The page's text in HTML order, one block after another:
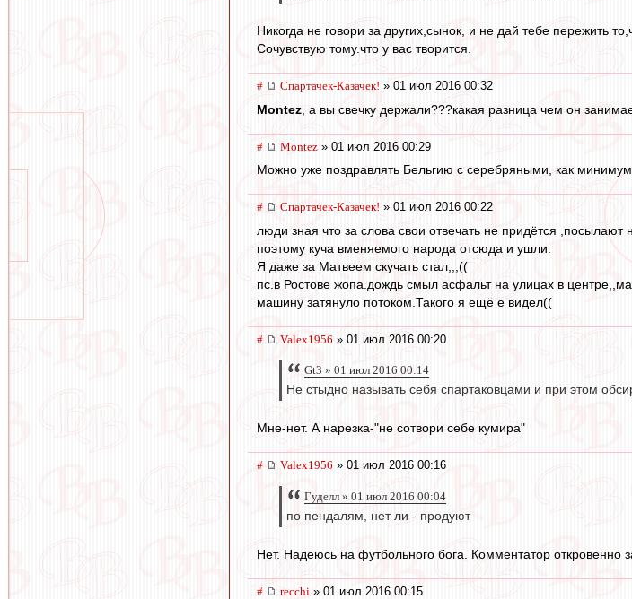
Никогда не говори за других,сынок, и не дай тебе пережить
Сочувствую тому.что у вас творится.
# Спартачек-Казачек! » 01 июл 2016 00:32
Montez , а вы свечку держали???какая разница чем он
# Montez » 01 июл 2016 00:29
Можно уже поздравлять Бельгию с серебряными, как
# Спартачек-Казачек! » 01 июл 2016 00:22
люди зная что за слова свои отвечать не придётся
поэтому куча вменяемого народа отсюда и ушли.
Я даже за Матвеем скучать стал,,,((
пс.в Ростове жопа.дождь смыл асфальт на улицах в
машину затянуло потоком.Такого я ещё е видел((
# Valex1956 » 01 июл 2016 00:20
Gt3 » 01 июл 2016 00:14
Не стыдно называть себя спартаковцами и при этом
Мне-нет. А нарезка-"не сотвори себе кумира"
# Valex1956 » 01 июл 2016 00:16
Гуделл » 01 июл 2016 00:04
по пендалям, нет ли - продуют
Нет. Надеюсь на футбольного бога. Комментатор откровенно
# recchi » 01 июл 2016 00:15